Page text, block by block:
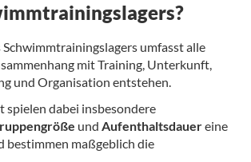
Schwimmtrainingslagers umfasst alle
mit Training, Unterkunft,
und Organisation entstehen.
spielen dabei insbesondere
und Aufenthaltsdauereine
bestimmen maßgeblich die